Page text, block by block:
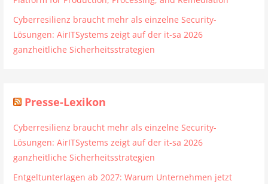
Cyberresilienz braucht mehr als einzelne Security-
Lösungen: AirITSystems zeigt auf der it-sa 2026
ganzheitliche Sicherheitsstrategien
Presse-Lexikon
Cyberresilienz braucht mehr als einzelne Security-
Lösungen: AirITSystems zeigt auf der it-sa 2026
ganzheitliche Sicherheitsstrategien
Entgeltunterlagen ab 2027: Warum Unternehmen jetzt